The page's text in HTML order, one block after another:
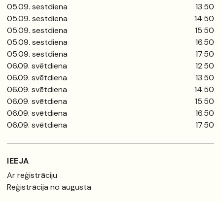
05.09. sestdiena
13.50
05.09. sestdiena
14.50
05.09. sestdiena
15.50
05.09. sestdiena
16.50
05.09. sestdiena
17.50
06.09. svētdiena
12.50
06.09. svētdiena
13.50
06.09. svētdiena
14.50
06.09. svētdiena
15.50
06.09. svētdiena
16.50
06.09. svētdiena
17.50
IEEJA
Ar reģistrāciju
Reģistrācija no augusta